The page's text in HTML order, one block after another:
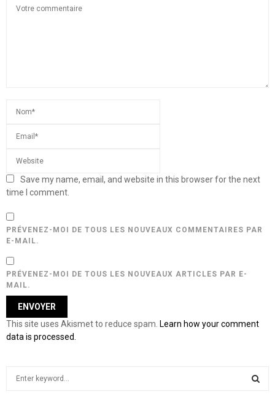
Save my name, email, and website in this browser for the next
time I comment.
PRÉVENEZ-MOI DE TOUS LES NOUVEAUX COMMENTAIRES PAR
E-MAIL.
PRÉVENEZ-MOI DE TOUS LES NOUVEAUX ARTICLES PAR E-
MAIL.
This site uses Akismet to reduce spam. Learn how your comment
data is processed.